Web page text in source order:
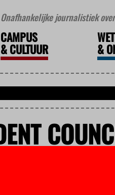
Onafhankelijke journalistiek
CAMPUS
&CULTUUR &